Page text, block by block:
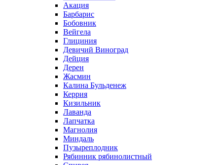
Акация
Барбарис
Бобовник
Вейгела
Глициния
Девичий Виноград
Дейция
Дерен
Жасмин
Калина Бульденеж
Керрия
Кизильник
Лаванда
Лапчатка
Магнолия
Миндаль
Пузыреплодник
Рябинник рябинолистный